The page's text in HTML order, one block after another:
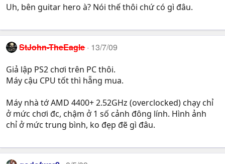
Uh, bên guitar hero à? Nói thế thôi chứ có gì đâu.
StJohn-TheEagle 13/7/09
Giả lập PS2 chơi trên PC thôi.
Máy cậu CPU tốt thì hẵng mua.
Máy nhà tớ AMD 4400+ 2.52GHz (overclocked) chạy chỉ
ở mức chơi đc, chậm ở 1 số cảnh đông lính. Hình ảnh
chỉ ở mức trung bình, ko đẹp đẽ gì đâu.